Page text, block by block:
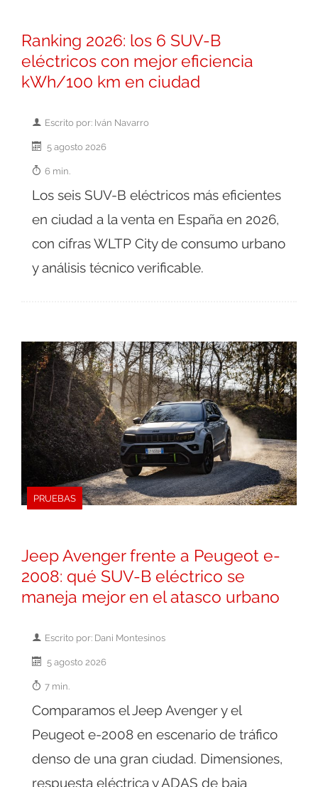
Ranking 2026: los 6 SUV-B
eléctricos con mejor eficiencia
kWh/100 km en ciudad
Escrito por: Iván Navarro
5 agosto 2026
6 min.
Los seis SUV-B eléctricos más eficientes
en ciudad a la venta en España en 2026,
con cifras WLTP City de consumo urbano
y análisis técnico verificable.
PRUEBAS
Jeep Avenger frente a Peugeot e-
2008: qué SUV-B eléctrico se
maneja mejor en el atasco urbano
Escrito por: Dani Montesinos
5 agosto 2026
7 min.
Comparamos el Jeep Avenger y el
Peugeot e-2008 en escenario de tráfico
denso de una gran ciudad. Dimensiones,
respuesta eléctrica y ADAS de baja